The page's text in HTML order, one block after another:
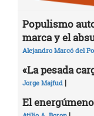
Populismo
marca y el
Alejandro Marcó del
«La pesada
Jorge Majfud |
El